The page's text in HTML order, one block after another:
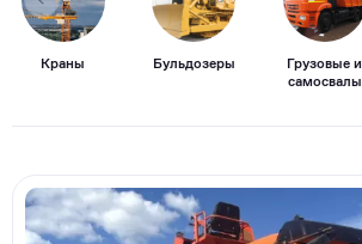
Краны Бульдозеры
Грузовые и
самосвалы